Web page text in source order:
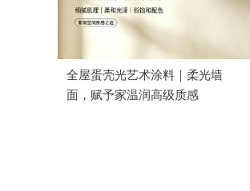
全屋蛋壳光艺术涂料｜柔光墙
面，赋予家温润高级质感